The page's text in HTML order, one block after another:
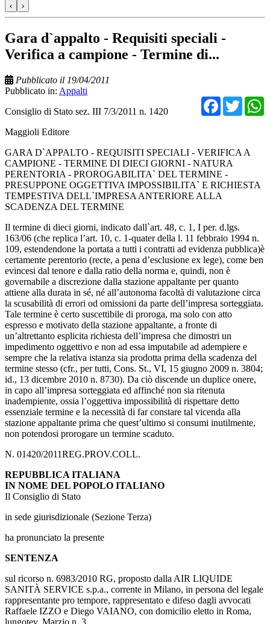
‹ ›
Gara d`appalto - Requisiti speciali -
Verifica a campione - Termine di...
Pubblicato il 19/04/2011
Pubblicato in: Appalti
Consiglio di Stato sez. III 7/3/2011 n. 1420
Maggioli Editore
GARA D`APPALTO - REQUISITI SPECIALI - VERIFICA A
CAMPIONE - TERMINE DI DIECI GIORNI - NATURA
PERENTORIA - PROROGABILITA` DEL TERMINE -
PRESUPPONE OGGETTIVA IMPOSSIBILITA` E RICHIESTA
TEMPESTIVA DELL`IMPRESA ANTERIORE ALLA
SCADENZA DEL TERMINE
Il termine di dieci giorni, indicato dall`art. 48, c. 1, I per. d.lgs.
163/06 (che replica l’art. 10, c. 1-quater della l. 11 febbraio 1994 n.
109, estendendone la portata a tutti i contratti ad evidenza pubblica)è
certamente perentorio (recte, a pena d’esclusione ex lege), come ben
evincesi dal tenore e dalla ratio della norma e, quindi, non è
governabile a discrezione dalla stazione appaltante per quanto
attiene alla durata in sé, né all’autonoma facoltà di valutazione circa
la scusabilità di errori od omissioni da parte dell’impresa sorteggiata.
Tale termine è certo suscettibile di proroga, ma solo con atto
espresso e motivato della stazione appaltante, a fronte di
un’altrettanto esplicita richiesta dell’impresa che dimostri un
impedimento oggettivo e non ad essa imputabile ad adempiere e
sempre che la relativa istanza sia prodotta prima della scadenza del
termine stesso (cfr., per tutti, Cons. St., VI, 15 giugno 2009 n. 3804;
id., 13 dicembre 2010 n. 8730). Da ciò discende un duplice onere,
in capo all’impresa sorteggiata ed affinché non sia ritenuta
inadempiente, ossia l’oggettiva impossibilità di rispettare detto
essenziale termine e la necessità di far constare tal vicenda alla
stazione appaltante prima che quest’ultimo si consumi inutilmente,
non potendosi prorogare un termine scaduto.
N. 01420/2011REG.PROV.COLL.
REPUBBLICA ITALIANA
IN NOME DEL POPOLO ITALIANO
Il Consiglio di Stato
in sede giurisdizionale (Sezione Terza)
ha pronunciato la presente
SENTENZA
sul ricorso n. 6983/2010 RG, proposto dalla AIR LIQUIDE
SANITÀ SERVICE s.p.a., corrente in Milano, in persona del legale
rappresentante pro tempore, rappresentato e difeso dagli avvocati
Raffaele IZZO e Diego VAIANO, con domicilio eletto in Roma,
lungotev. Marzio n. 3,